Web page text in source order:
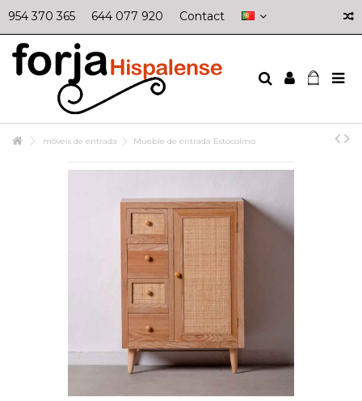
954 370 365 644 077 920 Contact
móveis de entrada Mueble de entrada Estocolmo